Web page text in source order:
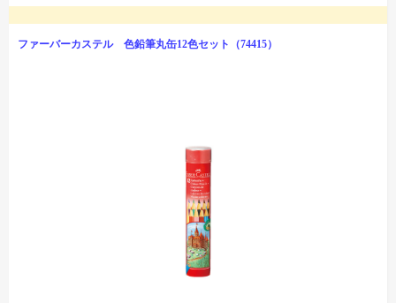
ファーバーカステル 色鉛筆丸缶12色セット（74415）